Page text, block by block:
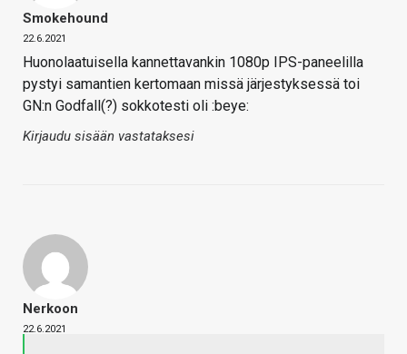
Smokehound
22.6.2021
Huonolaatuisella kannettavankin 1080p IPS-paneelilla
pystyi samantien kertomaan missä järjestyksessä toi
GN:n Godfall(?) sokkotesti oli :beye:
Kirjaudu sisään vastataksesi
Nerkoon
22.6.2021